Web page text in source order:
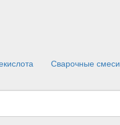
Сварочные смеси